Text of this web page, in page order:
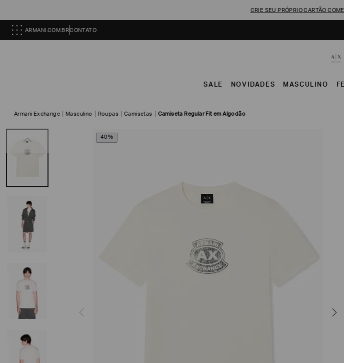
CRIE SEU PRÓPRIO CARTÃO
ARMANI.COM.BRCONTATO
SALE NOVIDADES MASCULINO
Armani Exchange Masculino Roupas Camisetas Camiseta Regular Fit em Algodão
40%